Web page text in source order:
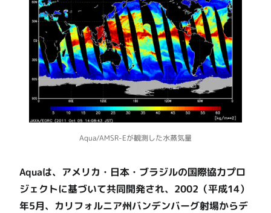
Aqua/AMSR-Eが観測した水蒸気量
Aquaは、アメリカ・日本・ブラジルの国際協力プロ
ジェクトに基づいて共同開発され、2002（平成14）
年5月、カリフォルニア州バンデンバーグ射場からデ